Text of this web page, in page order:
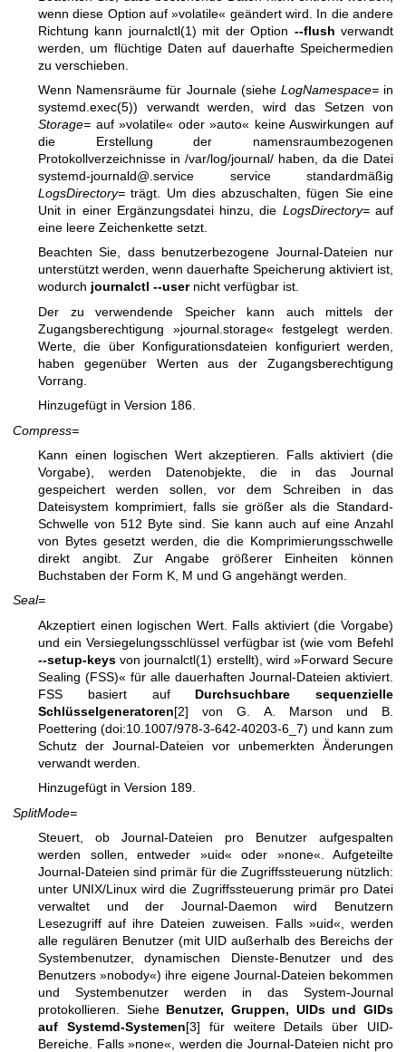
wenn diese Option auf »volatile« geändert wird. In die andere
Richtung kann journalctl(1) mit der Option --flush verwandt
werden, um flüchtige Daten auf dauerhafte Speichermedien
zu verschieben.
Wenn Namensräume für Journale (siehe LogNamespace=in
systemd.exec(5)) verwandt werden, wird das Setzen von
Storage= auf »volatile« oder »auto« keine Auswirkungen auf
die Erstellung der namensraumbezogenen
Protokollverzeichnisse in /var/log/journal/ haben, da die Datei
systemd-journald@.service service standardmäßig
LogsDirectory= trägt. Um dies abzuschalten, fügen Sie eine
Unit in einer Ergänzungsdatei hinzu, die LogsDirectory=auf
eine leere Zeichenkette setzt.
Beachten Sie, dass benutzerbezogene Journal-Dateien nur
unterstützt werden, wenn dauerhafte Speicherung aktiviert ist,
wodurch journalctl --usernicht verfügbar ist.
Der zu verwendende Speicher kann auch mittels der
Zugangsberechtigung »journal.storage« festgelegt werden.
Werte, die über Konfigurationsdateien konfiguriert werden,
haben gegenüber Werten aus der Zugangsberechtigung
Vorrang.
Hinzugefügt in Version 186.
Compress=
Kann einen logischen Wert akzeptieren. Falls aktiviert (die
Vorgabe), werden Datenobjekte, die in das Journal
gespeichert werden sollen, vor dem Schreiben in das
Dateisystem komprimiert, falls sie größer als die Standard-
Schwelle von 512 Byte sind. Sie kann auch auf eine Anzahl
von Bytes gesetzt werden, die die Komprimierungsschwelle
direkt angibt. Zur Angabe größerer Einheiten können
Buchstaben der Form K, M und G angehängt werden.
Seal=
Akzeptiert einen logischen Wert. Falls aktiviert (die Vorgabe)
und ein Versiegelungsschlüssel verfügbar ist (wie vom Befehl
--setup-keys von journalctl(1) erstellt), wird »Forward Secure
Sealing (FSS)« für alle dauerhaften Journal-Dateien aktiviert.
FSS basiert auf Durchsuchbare sequenzielle
Schlüsselgeneratoren[2] von G. A. Marson und B.
Poettering (doi:10.1007/978-3-642-40203-6_7) und kann zum
Schutz der Journal-Dateien vor unbemerkten Änderungen
verwandt werden.
Hinzugefügt in Version 189.
SplitMode=
Steuert, ob Journal-Dateien pro Benutzer aufgespalten
werden sollen, entweder »uid« oder »none«. Aufgeteilte
Journal-Dateien sind primär für die Zugriffssteuerung nützlich:
unter UNIX/Linux wird die Zugriffssteuerung primär pro Datei
verwaltet und der Journal-Daemon wird Benutzern
Lesezugriff auf ihre Dateien zuweisen. Falls »uid«, werden
alle regulären Benutzer (mit UID außerhalb des Bereichs der
Systembenutzer, dynamischen Dienste-Benutzer und des
Benutzers »nobody«) ihre eigene Journal-Dateien bekommen
und Systembenutzer werden in das System-Journal
protokollieren. Siehe Benutzer, Gruppen, UIDs und GIDs
auf Systemd-Systemen[3] für weitere Details über UID-
Bereiche. Falls »none«, werden die Journal-Dateien nicht pro